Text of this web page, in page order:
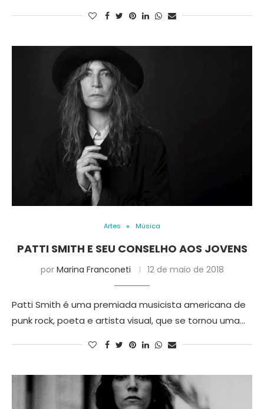
Artes Música
PATTI SMITH E SEU CONSELHO AOS JOVENS
por Marina Franconeti 12 de maio de 2018
Patti Smith é uma premiada musicista americana de
punk rock, poeta e artista visual, que se tornou uma…